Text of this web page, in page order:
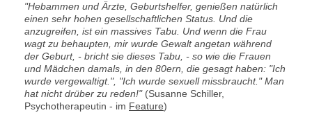
"Hebammen und Ärzte, Geburtshelfer, genießen natürlich
einen sehr hohen gesellschaftlichen Status. Und die
anzugreifen, ist ein massives Tabu. Und wenn die Frau
wagt zu behaupten, mir wurde Gewalt angetan während
der Geburt, - bricht sie dieses Tabu, - so wie die Frauen
und Mädchen damals, in den 80ern, die gesagt haben: "Ich
wurde vergewaltigt.", "Ich wurde sexuell missbraucht." Man
hat nicht drüber zu reden!"(Susanne Schiller,
Psychotherapeutin - im Feature)